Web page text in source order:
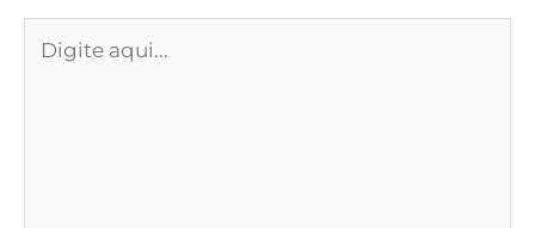
aqui...